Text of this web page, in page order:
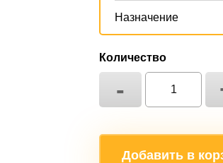
Назначение
Количество
-
Добавить в